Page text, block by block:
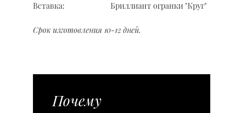
Вставка:
Бриллиант огранки "Круг"
Срок изготовления 10-12 дней.
Почему